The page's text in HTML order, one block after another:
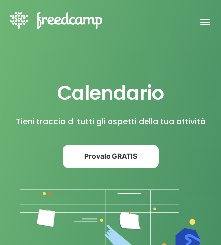
Calendario
Tieni traccia di tutti gli aspetti della tua attività
Provalo GRATIS